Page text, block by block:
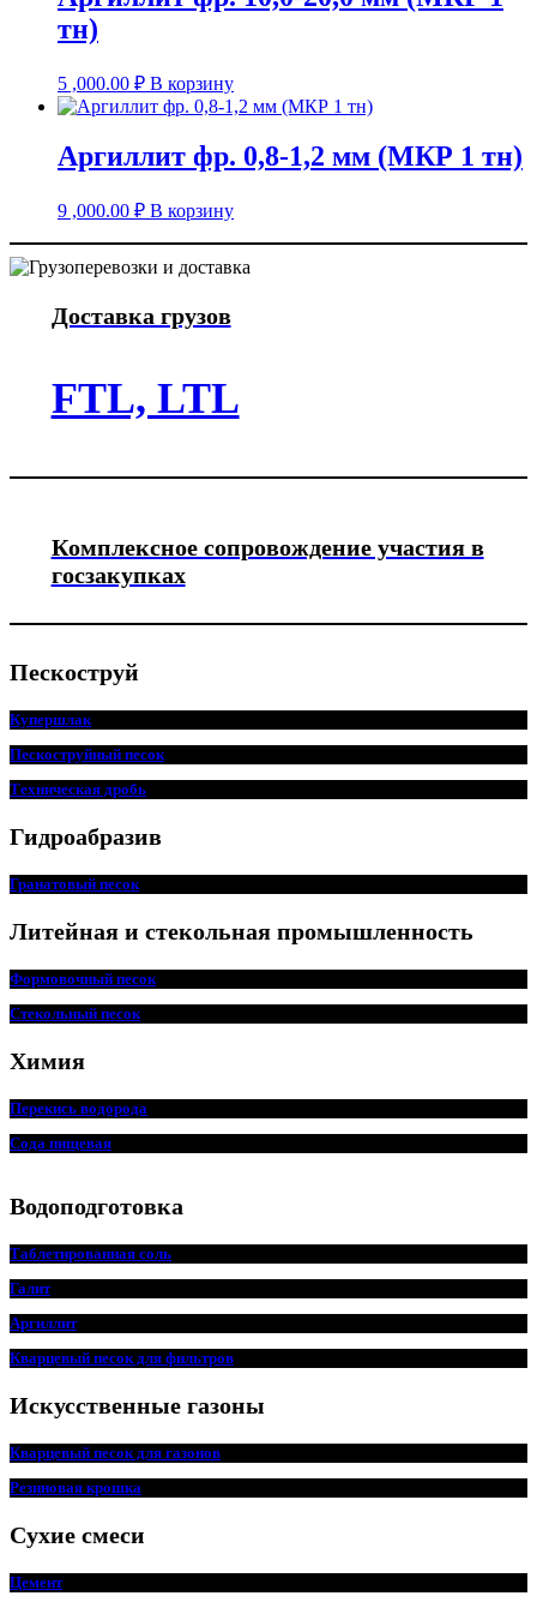
тн)
5 ,000.00 ₽ В корзину
Аргиллит фр. 0,8-1,2 мм (МКР 1 тн)
9 ,000.00 ₽ В корзину
Доставка грузов
FTL, LTL
Комплексное сопровождение участия в
госзакупках
Пескоструй
Купершлак
Пескоструйный песок
Техническая дробь
Гидроабразив
Гранатовый песок
Литейная и стекольная промышленность
Формовочный песок
Стекольный песок
Химия
Перекись водорода
Сода пищевая
Водоподготовка
Таблетированная соль
Галит
Аргиллит
Кварцевый песок для фильтров
Искусственные газоны
Кварцевый песок для газонов
Резиновая крошка
Сухие смеси
Цемент